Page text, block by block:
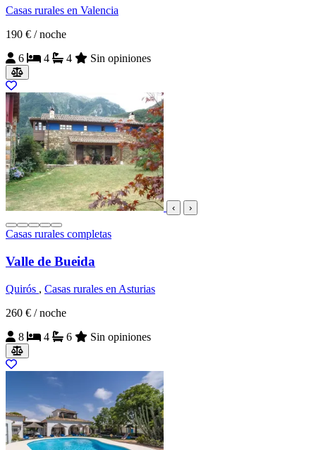
Casas rurales en Valencia
190 € / noche
6
4 4 Sin opiniones
‹ ›
Casas rurales completas
Valle de Bueida
Quirós , Casas rurales en Asturias
260 € / noche
8
4 6 Sin opiniones